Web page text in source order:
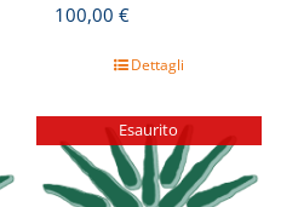
100,00 €
Dettagli
Esaurito